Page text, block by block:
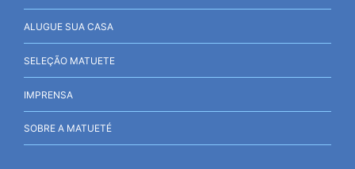
ALUGUE SUA CASA
SELEÇÃO MATUETE
IMPRENSA
SOBRE A MATUETÉ